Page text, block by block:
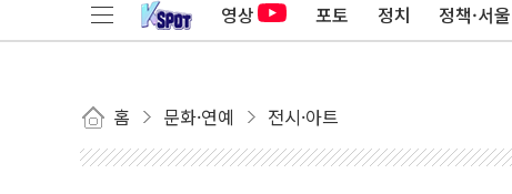
영상 포토 정치 정책·서울
홈 문화·연예 전시·아트